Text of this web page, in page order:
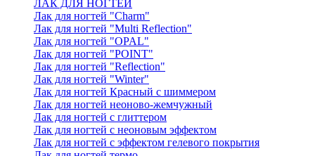
ЛАК ДЛЯ НОГТЕЙ
Лак для ногтей "Charm"
Лак для ногтей "Multi Reflection"
Лак для ногтей "OPAL"
Лак для ногтей "POINT"
Лак для ногтей "Reflection"
Лак для ногтей "Winter"
Лак для ногтей Красный с шиммером
Лак для ногтей неоново-жемчужный
Лак для ногтей с глиттером
Лак для ногтей с неоновым эффектом
Лак для ногтей с эффектом гелевого покрытия